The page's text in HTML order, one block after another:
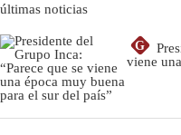
últimas noticias
G
viene